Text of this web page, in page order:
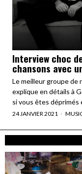
Interview choc
chansons avec
Le meilleur groupe de
explique en détails à
si vous êtes
24 JANVIER 2021